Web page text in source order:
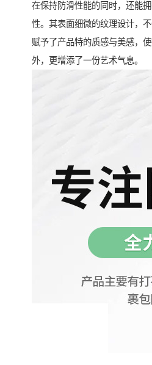
在保持防滑性能的同时，还能
性。其表面细微的纹理设计，
赋予了产品特的质感与美感，
外，更增添了一份艺术气息。